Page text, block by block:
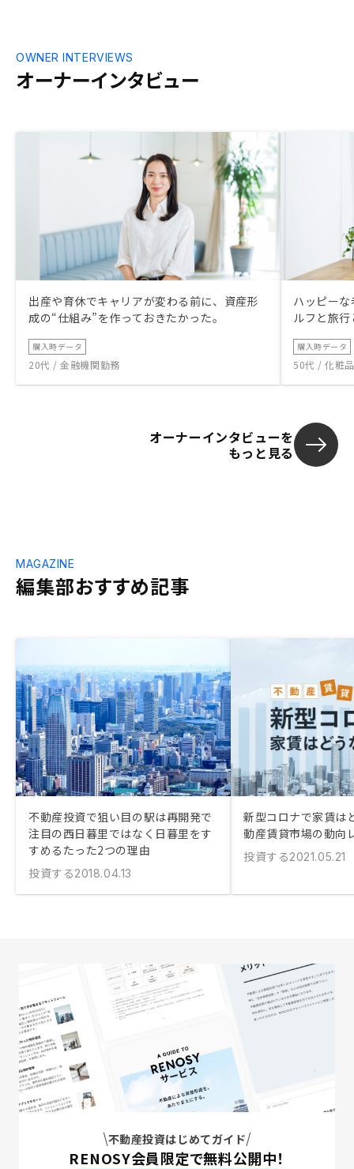
オーナーインタビュー
OWNER INTERVIEWS
出産や育休でキャリアが変わる前に、資産形
成の“仕組み”を作っておきたかった。
購入時データ
20代 / 金融機関勤務
ハッピー
ルフと旅
購入時データ
50代 / 化粧
オーナーインタビューを
もっと見る
編集部おすすめ記事
MAGAZINE
不動産投資で狙い目の駅は再開発で
注目の西日暮里ではなく日暮里をす
すめるたった2つの理由
投資する2018.04.13
新型コロナで家賃は
動産賃貸市場の動向
投資する2021.05.21
不動産投資はじめてガイド
RENOSY会員限定で無料公開中！